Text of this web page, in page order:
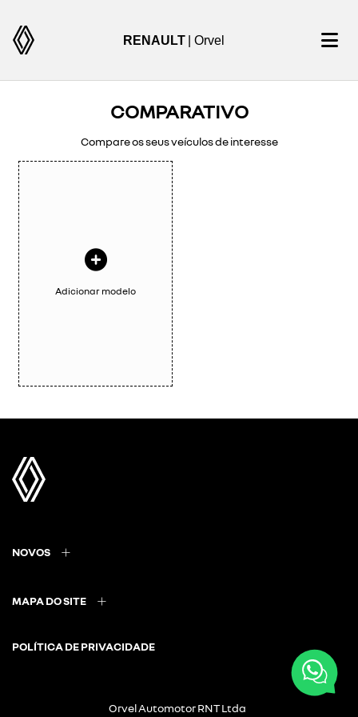
RENAULT | Orvel
COMPARATIVO
Compare os seus veículos de interesse
Adicionar modelo
NOVOS
MAPA DO SITE
POLÍTICA DE PRIVACIDADE
Orvel Automotor RNT Ltda